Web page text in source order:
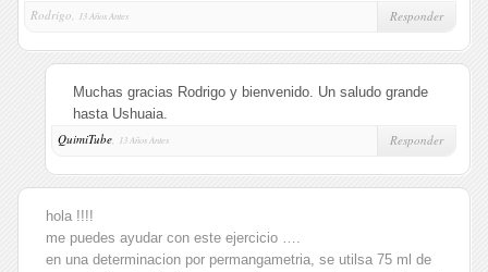
Rodrigo,
13 Años Antes Responder
Muchas gracias Rodrigo y bienvenido. Un saludo grande
hasta Ushuaia.
QuimiTube, 13 Años Antes Responder
hola !!!!
me puedes ayudar con este ejercicio ….
en una determinacion por permangametria, se utilsa 75 ml de